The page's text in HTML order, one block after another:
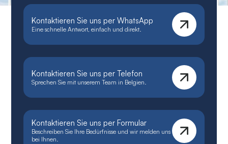
Kontaktieren Sie uns per WhatsApp
Eine schnelle Antwort, einfach und direkt.
Kontaktieren Sie uns per Telefon
Sprechen Sie mit unserem Team in Belgien.
Kontaktieren Sie uns per Formular
Beschreiben Sie Ihre Bedürfnisse und wir melden uns
bei Ihnen.